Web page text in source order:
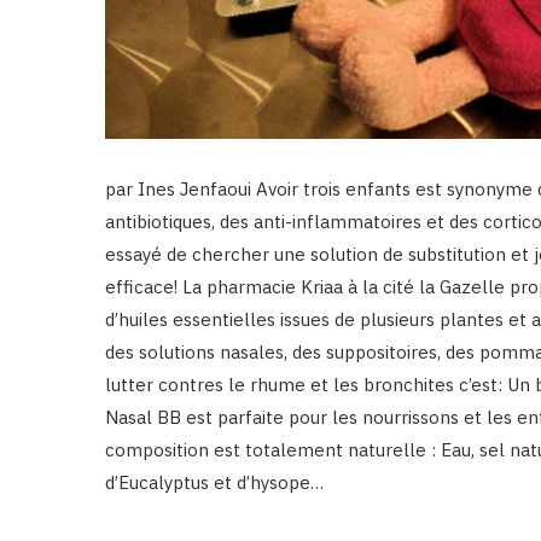
par Ines Jenfaoui Avoir trois enfants est synonyme
antibiotiques, des anti-inflammatoires et des
essayé de chercher une solution de substitution
efficace! La pharmacie Kriaa à la cité la Gazelle
d’huiles essentielles issues de plusieurs plantes
des solutions nasales, des suppositoires, des
lutter contres le rhume et les bronchites c’est:
Nasal BB est parfaite pour les nourrissons et les
composition est totalement naturelle : Eau, sel
d’Eucalyptus et d’hysope…